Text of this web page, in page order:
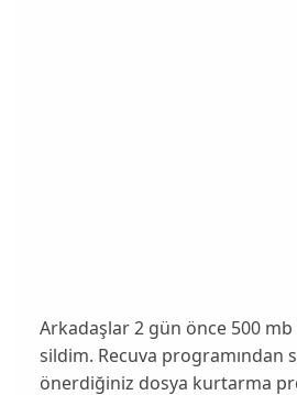
Arkadaşlar 2 gün önce 500 mb
sildim. Recuva programından
önerdiğiniz dosya kurtarma